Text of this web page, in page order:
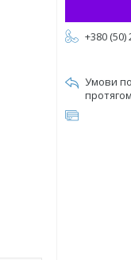
+380 (50)